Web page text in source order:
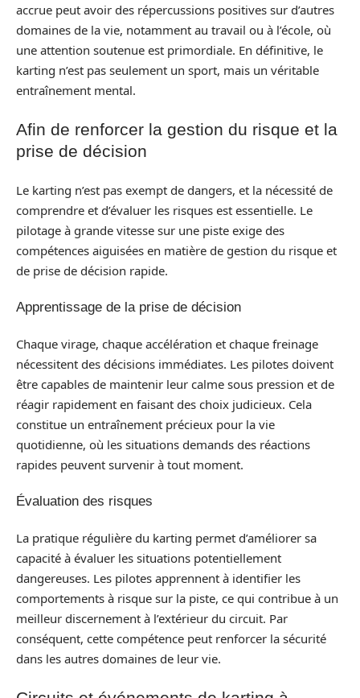
accrue peut avoir des répercussions positives sur d’autres
domaines de la vie, notamment au travail ou à l’école, où
une attention soutenue est primordiale. En définitive, le
karting n’est pas seulement un sport, mais un véritable
entraînement mental.
Afin de renforcer la gestion du risque et la
prise de décision
Le karting n’est pas exempt de dangers, et la nécessité de
comprendre et d’évaluer les risques est essentielle. Le
pilotage à grande vitesse sur une piste exige des
compétences aiguisées en matière de gestion du risque et
de prise de décision rapide.
Apprentissage de la prise de décision
Chaque virage, chaque accélération et chaque freinage
nécessitent des décisions immédiates. Les pilotes doivent
être capables de maintenir leur calme sous pression et de
réagir rapidement en faisant des choix judicieux. Cela
constitue un entraînement précieux pour la vie
quotidienne, où les situations demands des réactions
rapides peuvent survenir à tout moment.
Évaluation des risques
La pratique régulière du karting permet d’améliorer sa
capacité à évaluer les situations potentiellement
dangereuses. Les pilotes apprennent à identifier les
comportements à risque sur la piste, ce qui contribue à un
meilleur discernement à l’extérieur du circuit. Par
conséquent, cette compétence peut renforcer la sécurité
dans les autres domaines de leur vie.